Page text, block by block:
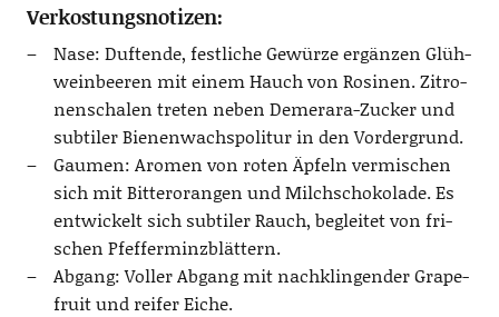
Verkostungsnotizen:
Nase: Duf­ten­de, fest­li­che Gewür­ze ergän­zen Glüh­
wein­bee­ren mit einem Hauch von Rosi­nen. Zitro­
nen­scha­len tre­ten neben Demer­a­ra-Zucker und
sub­ti­ler Bie­nen­wachs­po­li­tur in den Vordergrund.
Gau­men: Aro­men von roten Äpfeln ver­mi­schen
sich mit Bit­ter­oran­gen und Milch­scho­ko­la­de. Es
ent­wi­ckelt sich sub­ti­ler Rauch, beglei­tet von fri­
schen Pfefferminzblättern.
Abgang: Vol­ler Abgang mit nach­klin­gen­der Grape­
fruit und rei­fer Eiche.